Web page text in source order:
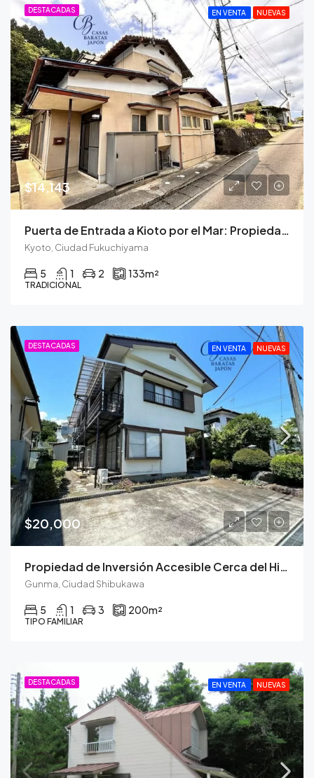
DESTACADAS EN VENTA NUEVAS
$14,143
Puerta de Entrada a Kioto por el Mar: Propiedad con Carácter y Prometedor Potencial de Alquiler
Kyoto, Ciudad Fukuchiyama
5 1 2 133m²
TRADICIONAL
DESTACADAS EN VENTA NUEVAS
$20,000
Propiedad de Inversión Accesible Cerca del Histórico Ikaho Onsen
Gunma, Ciudad Shibukawa
5 1 3 200m²
TIPO FAMILIAR
DESTACADAS EN VENTA NUEVAS